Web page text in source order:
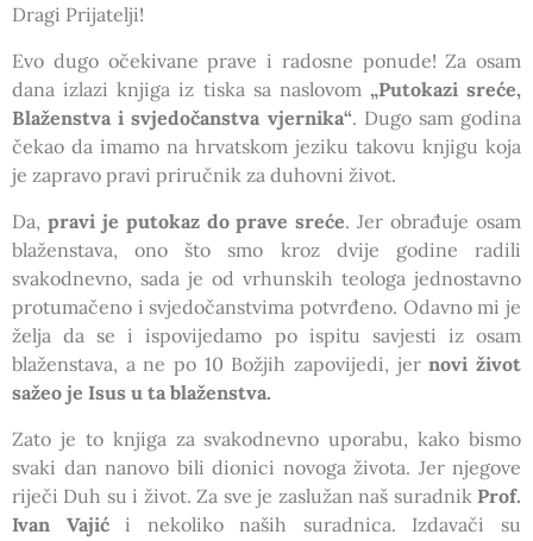
Dragi Prijatelji!
Evo dugo očekivane prave i radosne ponude! Za osam
dana izlazi knjiga iz tiska sa naslovom „Putokazi sreće,
Blaženstva i svjedočanstva vjernika“. Dugo sam godina
čekao da imamo na hrvatskom jeziku takovu knjigu koja
je zapravo pravi priručnik za duhovni život.
Da, pravi je putokaz do prave sreće. Jer obrađuje osam
blaženstava, ono što smo kroz dvije godine radili
svakodnevno, sada je od vrhunskih teologa jednostavno
protumačeno i svjedočanstvima potvrđeno. Odavno mi je
želja da se i ispovijedamo po ispitu savjesti iz osam
blaženstava, a ne po 10 Božjih zapovijedi, jernovi život
sažeo je Isus u ta blaženstva.
Zato je to knjiga za svakodnevno uporabu, kako bismo
svaki dan nanovo bili dionici novoga života. Jer njegove
riječi Duh su i život. Za sve je zaslužan naš suradnik Prof.
Ivan Vajići nekoliko naših suradnica. Izdavači su